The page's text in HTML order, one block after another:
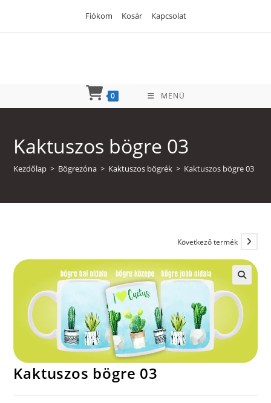
Fiókom Kosár Kapcsolat
0 MENÜ
Kaktuszos bögre 03
Kezdőlap > Bögrezóna > Kaktuszos bögrék > Kaktuszos bögre 03
Következő termék
Kaktuszos bögre 03